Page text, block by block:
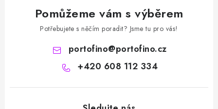
Pomůžeme vám s výběrem
Potřebujete s něčím poradit? Jsme tu pro vás!
portofino@portofino.cz
+420 608 112 334